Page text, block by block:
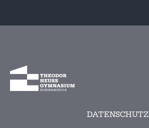
DATENSCHUTZ